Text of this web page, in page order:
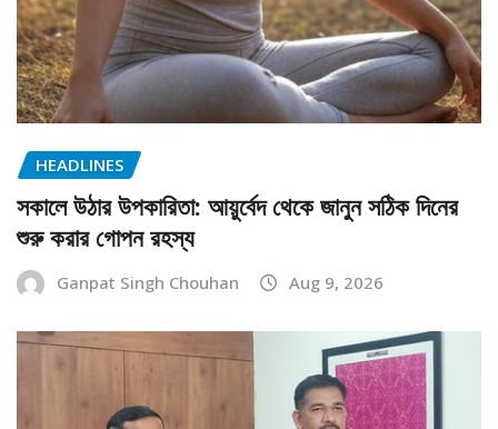
HEADLINES
সকালে উঠার উপকারিতা: আয়ুর্বেদ থেকে জানুন সঠিক দিনের
শুরু করার গোপন রহস্য
Ganpat Singh Chouhan Aug 9, 2026